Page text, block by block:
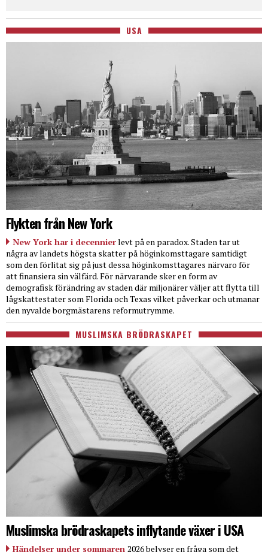
USA
Flykten från New York
New York har i decennierlevt på en paradox. Staden tar ut
några av landets högsta skatter på höginkomsttagare samtidigt
som den förlitat sig på just dessa höginkomsttagares närvaro för
att finansiera sin välfärd. För närvarande sker en form av
demografisk förändring av staden där miljonärer väljer att flytta till
lågskattestater som Florida och Texas vilket påverkar och utmanar
den nyvalde borgmästarens reformutrymme.
MUSLIMSKA BRÖDRASKAPET
Muslimska brödraskapets inflytande växer i USA
Händelser under sommaren 2026 belyser en fråga som det